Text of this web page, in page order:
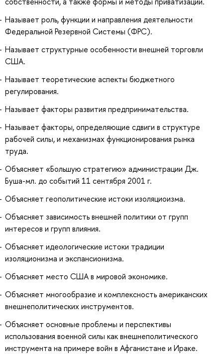
Называет роль, функции и направления деятельности
Федеральной Резервной Системы (ФРС).
Называет структурные особенности внешней торговли
США.
Называет теоретические аспекты бюджетного
регулирования.
Называет факторы развития предпринимательства.
Называет факторы, определяющие сдвиги в структуре
рабочей силы, и механизмах функционирования рынка
труда.
Объясняет «Большую стратегию» администрации Дж.
Буша-мл. до событий 11 сентября 2001 г.
Объясняет геополитические истоки изоляциоизма.
Объясняет зависимость внешней политики от групп
интересов и групп влияния.
Объясняет идеологические истоки традиции
изоляционизма и экспансионизма.
Объясняет место США в мировой экономике.
Объясняет многообразие и комплексность американских
внешнеполитических инструментов.
Объясняет основные проблемы и перспективы
использования военной силы как внешнеполитического
инструмента на примере войн в Афганистане и Ираке.